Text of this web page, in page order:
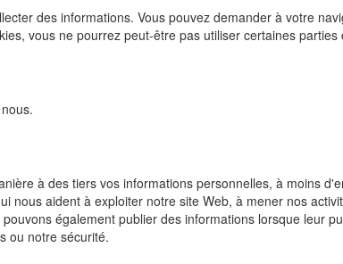
des informations. Vous pouvez demander à votre
vous ne pourrez peut-être pas utiliser certaines parties
à des tiers vos informations personnelles, à moins
nous aident à exploiter notre site Web, à mener nos
également publier des informations lorsque leur
ou notre sécurité.